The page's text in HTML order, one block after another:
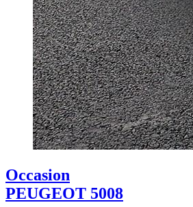
Occasion
PEUGEOT 5008